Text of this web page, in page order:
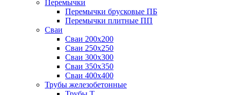
Перемычки
Перемычки брусковые ПБ
Перемычки плитные ПП
Сваи
Сваи 200х200
Сваи 250х250
Сваи 300х300
Сваи 350х350
Сваи 400х400
Трубы железобетонные